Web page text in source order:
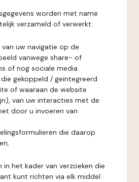
worden met name
verzameld of verwerkt:
uw navigatie op de
vanwege share- of
of nog sociale media
gekoppeld / geïntegreerd
of waaraan de website
van uw interacties met de
door u invoeren van
die daarop
in het kader van verzoeken die
kunt richten via elk middel